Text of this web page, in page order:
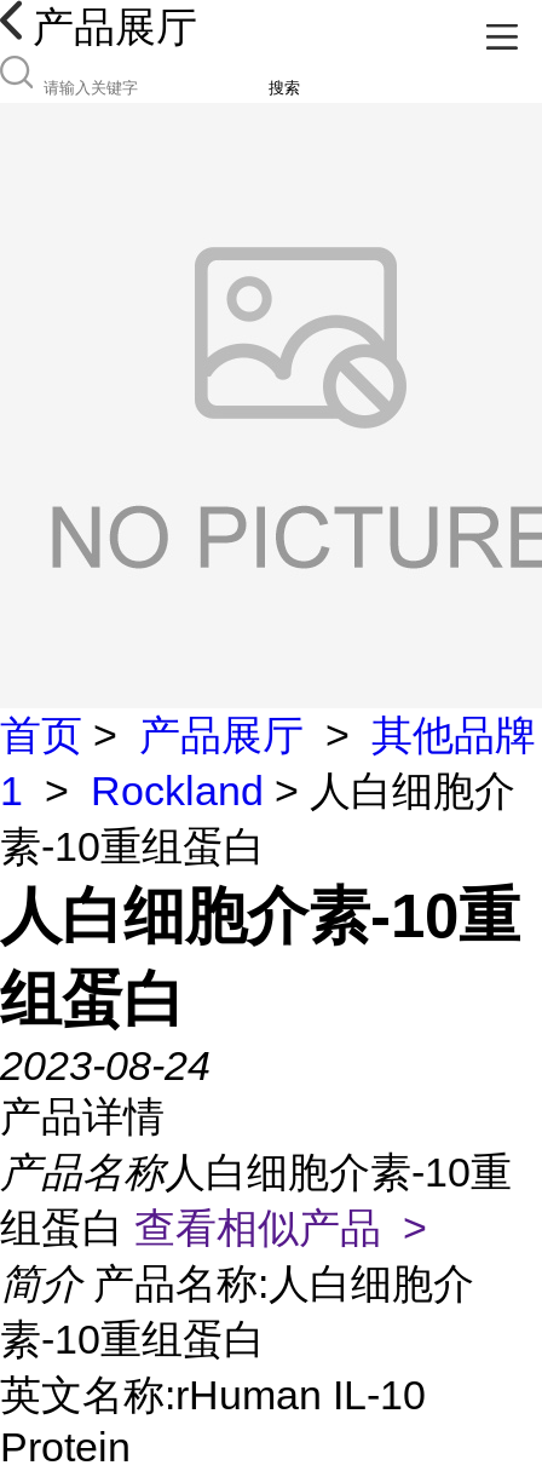
产品展厅
搜索
首页 > 产品展厅 > 其他品牌
1 > Rockland > 人白细胞介
素-10重组蛋白
人白细胞介素-10重
组蛋白
2023-08-24
产品详情
产品名称人白细胞介素-10重
组蛋白 查看相似产品 >
简介 产品名称:人白细胞介
素-10重组蛋白
英文名称:rHuman IL-10
Protein